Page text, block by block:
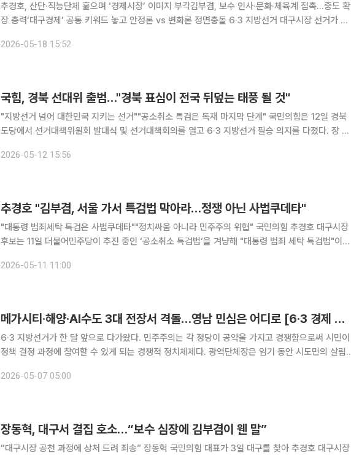
추경호, 산단·직능단체 훑으며 ‘경제시장’ 이미지 부각김부겸, 보수 인사·문화·체육계 접촉…중도 확
장 총력‘대구경제’ 공통 키워드 놓고 안정론 vs 변화론 정면충돌 6·3 지방선거 대구시장 선거가 중
리고 있다. 추 후보는 산업단지와 경제·직능단체를 촘촘히 훑으며 ‘
2026-05-18 15:52
국힘, 경북 선대위 출범…"경북 표심이 전국 뒤덮는 태풍 될 것"
"지방선거 넘어 대한민국 지키는 선거""공소취소 특검은 독재 마지막 단계" 국민의힘은 12일 경북
도당에서 선거대책위원회 발대식 및 선거대책회의를 열고 6·3 지방선거 필승 의지를 다졌다. 장 대
의 명령"이라며 "기쁜 마음보다 무거운 마음으로 받아달라"고 말했다.
2026-05-12 15:56
추경호 "김부겸, 서울 가서 특검법 막아라…정쟁 아닌 사법쿠데타"
"대통령 범죄세탁 특검은 사법쿠데타""정치싸움 아니라 민주주의 위협" 국민의힘 추경호 대구시장
후보는 11일 더불어민주당이 추진 중인 ‘공소취소 특검법‘을 겨냥해 "대통령 범죄 세탁 특검법"이라
"민주당은 국민을 위한 정당이라고 볼 수 없다"며 "집단적으로
2026-05-11 11:00
메가시티·해양·AI수도 3대 전장서 격돌…영남 민심은 어디로 [6·3 경제 공약 해부⑤]
6·3 지방선거가 한 달 앞으로 다가왔다. 민주주의는 각 정당이 공약을 가지고 경쟁함으로써 시민이
정책 결정 과정에 참여할 수 있게 되는 경쟁적 정치체제다. 광역단체장은 임기 동안 시도민의 살림
년의 청구서다. 반도체, 바이오, 행정통합을 두고도 후보별 해법은
2026-05-07 05:00
장동혁, 대구서 결집 호소…“보수 심장에 김부겸이 웬 말”
“대구시장 공천 과정에 상처 드려 죄송” 장동혁 국민의힘 대표가 3일 대구를 찾아 추경호 대구시장